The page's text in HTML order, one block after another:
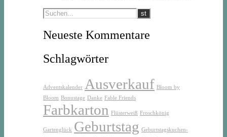
Neueste Kommentare
Schlagwörter
Adventskalender Ausverkauf Bloom by
Bloom Bonustage Danke Fable Friends
Farbkarton Flüsterweiß Froschkönig
Gartenglück Geburtstag Geburtstagskuchen-